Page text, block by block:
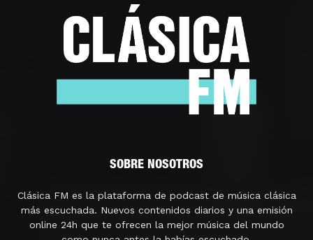
SOBRE NOSOTROS
Clásica FM es la plataforma de podcast de música clásica
más escuchada. Nuevos contenidos diarios y una emisión
online 24h que te ofrecen la mejor música del mundo